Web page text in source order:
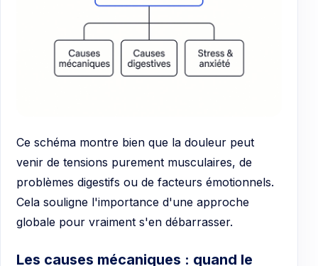
Ce schéma montre bien que la douleur peut
venir de tensions purement musculaires, de
problèmes digestifs ou de facteurs émotionnels.
Cela souligne l'importance d'une approche
globale pour vraiment s'en débarrasser.
Les causes mécaniques : quand le